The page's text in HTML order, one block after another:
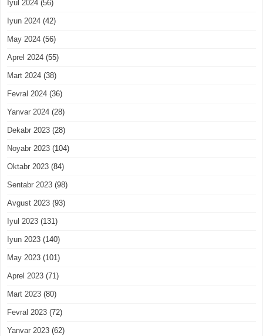
Iyul 2024 (56)
Iyun 2024 (42)
May 2024 (56)
Aprel 2024 (55)
Mart 2024 (38)
Fevral 2024 (36)
Yanvar 2024 (28)
Dekabr 2023 (28)
Noyabr 2023 (104)
Oktabr 2023 (84)
Sentabr 2023 (98)
Avgust 2023 (93)
Iyul 2023 (131)
Iyun 2023 (140)
May 2023 (101)
Aprel 2023 (71)
Mart 2023 (80)
Fevral 2023 (72)
Yanvar 2023 (62)